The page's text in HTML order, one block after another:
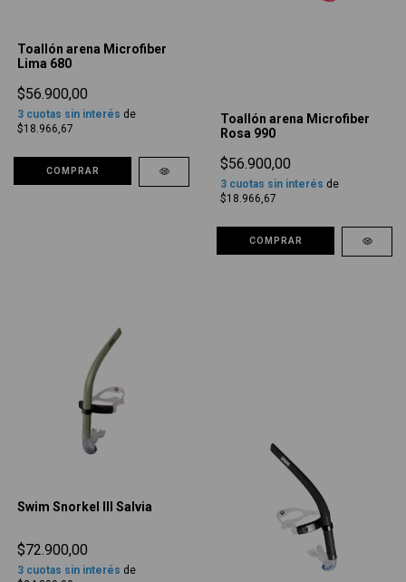
Toallón arena Microfiber
Lima 680
$56.900,00
3 cuotas sin interés de
$18.966,67
COMPRAR
Toallón arena Microfiber
Rosa 990
$56.900,00
3 cuotas sin interés de
$18.966,67
COMPRAR
Swim Snorkel III Salvia
$72.900,00
3 cuotas sin interés de